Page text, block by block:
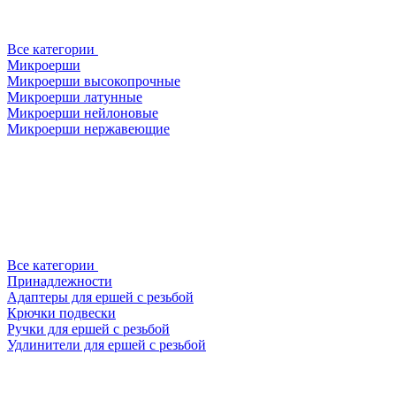
Все категории
Микроерши
Микроерши высокопрочные
Микроерши латунные
Микроерши нейлоновые
Микроерши нержавеющие
Все категории
Принадлежности
Адаптеры для ершей с резьбой
Крючки подвески
Ручки для ершей с резьбой
Удлинители для ершей с резьбой